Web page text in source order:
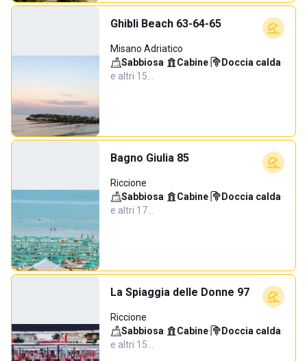
Ghibli Beach 63-64-65
Misano Adriatico
Sabbiosa· Cabine· Doccia calda·
e altri 15…
Bagno Giulia 85
Riccione
Sabbiosa· Cabine· Doccia calda·
e altri 17…
La Spiaggia delle Donne 97
Riccione
Sabbiosa· Cabine· Doccia calda·
e altri 15…